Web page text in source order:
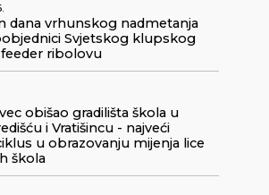
dana vrhunskog nadmetanja
Svjetskog klupskog
ribolovu
obišao gradilišta škola u
i Vratišincu - najveći
u obrazovanju mijenja lice
škola